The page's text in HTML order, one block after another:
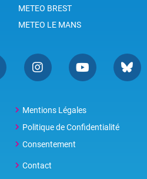
METEO BREST
METEO LE MANS
Mentions Légales
Politique de Confidentialité
Consentement
Contact